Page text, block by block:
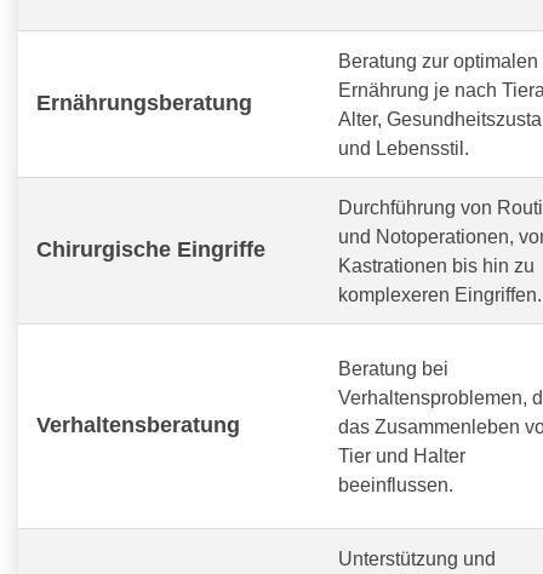
Ernährungsberatung
Beratung zur optimalen
Ernährung je nach
Alter,
und Lebensstil.
Chirurgische Eingriffe
Durchführung von
und Notoperationen,
Kastrationen bis hin zu
komplexeren Eingriffen.
Verhaltensberatung
Beratung bei
Verhaltensproblemen,
das Zusammenleben
Tier und Halter
beeinflussen.
Unterstützung und